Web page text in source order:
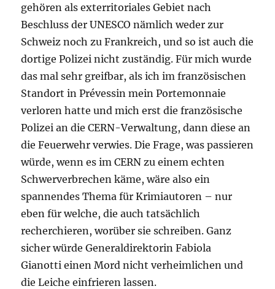
gehören als exterritoriales Gebiet nach
Beschluss der UNESCO nämlich weder zur
Schweiz noch zu Frankreich, und so ist auch die
dortige Polizei nicht zuständig. Für mich wurde
das mal sehr greifbar, als ich im französischen
Standort in Prévessin mein Portemonnaie
verloren hatte und mich erst die französische
Polizei an die CERN-Verwaltung, dann diese an
die Feuerwehr verwies. Die Frage, was passieren
würde, wenn es im CERN zu einem echten
Schwerverbrechen käme, wäre also ein
spannendes Thema für Krimiautoren – nur
eben für welche, die auch tatsächlich
recherchieren, worüber sie schreiben. Ganz
sicher würde Generaldirektorin Fabiola
Gianotti einen Mord nicht verheimlichen und
die Leiche einfrieren lassen.